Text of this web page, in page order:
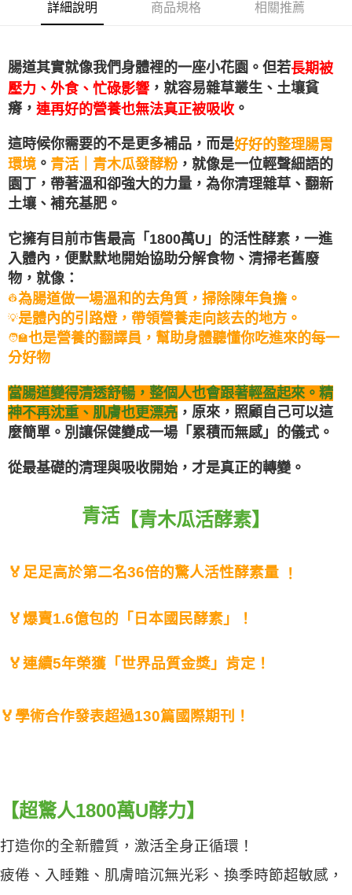
【注意事項】
1.本服務係由「台灣大哥大股份有限公司」（以下簡稱本公司）所提供，讓
2.基於同意付款使用「大哥付你分期」之契約關係目的，商店將以您的個人
資料（包含姓名、電話或地址）提供予台灣大哥大進項蒐集、處理及利用，
由本公司與您本人進行分期帳單所需資料之確認、核對及更正。
3.完整用戶服務條款，請詳閱以下連結：https://oppay.tw/userRule
宅配滿$2000免運
離島宅配固定運費$290
每筆NT$290
詳細說明 商品規格 相關推薦
腸道其實就像我們身體裡的一座小花園。但若長期被
壓力、外食、忙碌影響 ，就容易雜草叢生、土壤貧
瘠， 連再好的營養也無法真正被吸收 。
這時候你需要的不是更多補品，而是好好的整理腸胃
環境 。 青活｜ 青木瓜發酵粉，就像是一位輕聲細語的
園丁，帶著溫和卻強大的力量，為你清理雜草、翻新
土壤、補充基肥。
它擁有目前市售最高「1800萬U」的活性酵素，一進
入體內，便默默地開始協助分解食物、清掃老舊廢
物，就像：
👷為腸道做一場溫和的去角質 ，掃除陳年負擔。
💡是體內的引路燈，帶領營養走向該去的地方。
🧑‍🏫也是營養的翻譯員 ，幫助身體聽懂你吃進來的每一
分好物
當腸道變得清透舒暢，整個人也會跟著輕盈起來。精
神不再沈重、肌膚也更漂亮 ， 原來，照顧自己可以這
麼簡單。 別讓保健變成一場「累積而無感」的儀式。
從最基礎的清理與吸收開始，才是真正的轉變。
青活 【青木瓜活酵素】
🏅足足高於第二名36倍的驚人活性酵素量 ！
🏅爆賣1.6億包的「日本國民酵素」 ！
🏅學術合作發表超過130篇國際期刊！
【超驚人1800萬U酵力】
打造你的全新體質，激活全身正循環！
疲倦、入睡難、肌膚暗沉無光彩、換季時節超敏感，